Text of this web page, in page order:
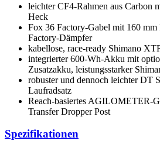
leichter CF4-Rahmen aus Carbon
Heck
Fox 36 Factory-Gabel mit 160
Factory-Dämpfer
kabellose, race-ready Shimano
integrierter 600-Wh-Akku mit
Zusatzakku, leistungsstarker
robuster und dennoch leichter DT
Laufradsatz
Reach-basiertes AGILOMETER-
Transfer Dropper Post
Spezifikationen